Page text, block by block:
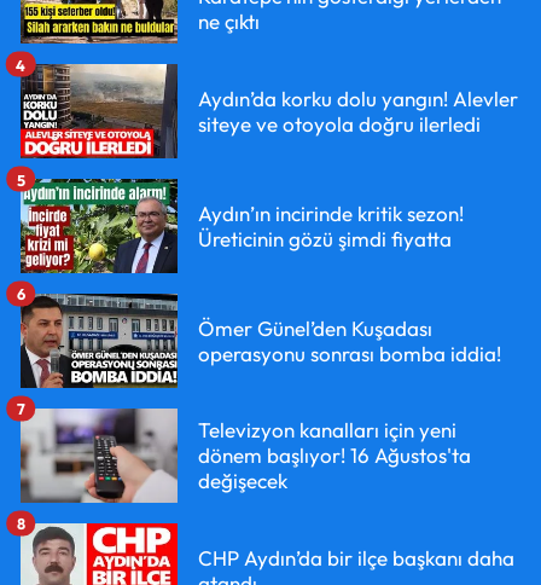
ne çıktı
Aydın’da korku dolu yangın! Alevler
siteye ve otoyola doğru ilerledi
4
Aydın’ın incirinde kritik sezon!
Üreticinin gözü şimdi fiyatta
5
Ömer Günel’den Kuşadası
operasyonu sonrası bomba iddia!
6
Televizyon kanalları için yeni
dönem başlıyor! 16 Ağustos'ta
değişecek
7
CHP Aydın’da bir ilçe başkanı daha
8